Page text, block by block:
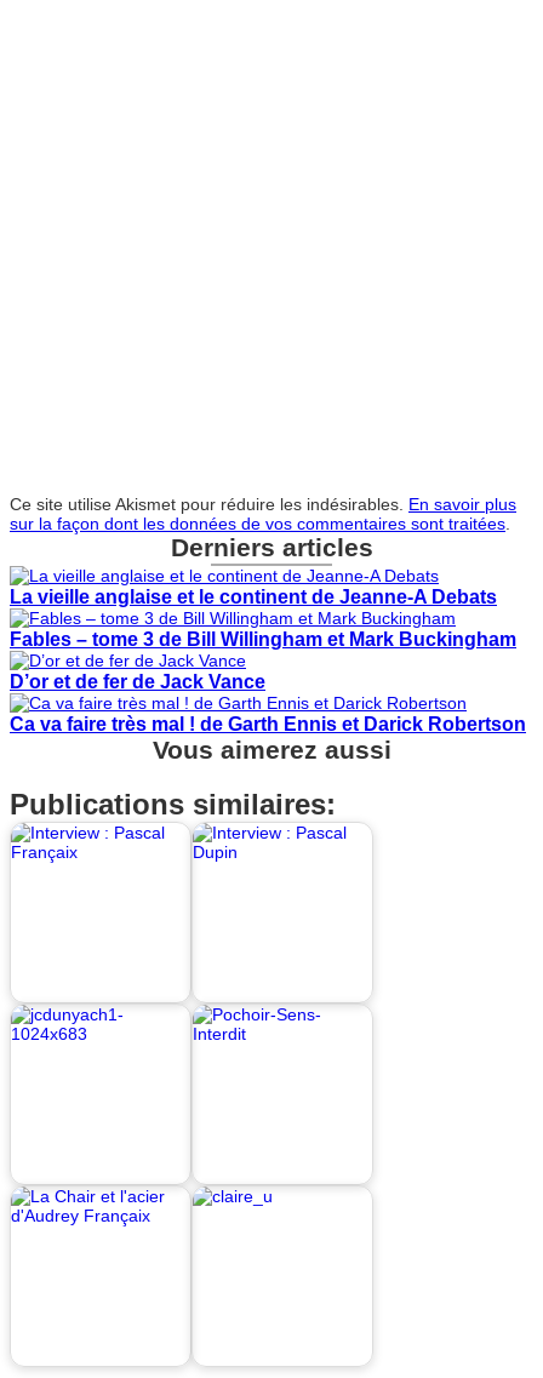
Ce site utilise Akismet pour réduire les indésirables. En savoir plus
sur la façon dont les données de vos commentaires sont traitées
Derniers articles
La vieille anglaise et le continent de Jeanne-A Debats
Fables – tome 3 de Bill Willingham et Mark Buckingham
D’or et de fer de Jack Vance
Ca va faire très mal ! de Garth Ennis et Darick Robertson
Vous aimerez aussi
Publications similaires: